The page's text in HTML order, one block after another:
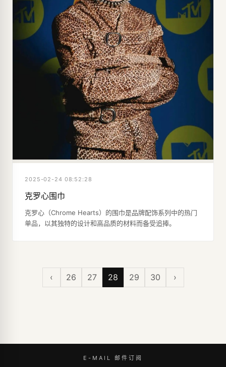
2025-02-24 08:52:28
克罗心围巾
克罗心（Chrome Hearts）的围巾是品牌配饰系列中的热门
单品，以其独特的设计和高品质的材料而备受追捧。
‹ 26 27 28 29 30 ›
E-MAIL 邮件订阅